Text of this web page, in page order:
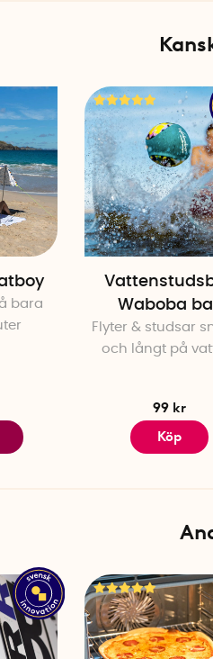
bara
Waboba ball
Flyter & studsar
och långt på
99 kr
Köp